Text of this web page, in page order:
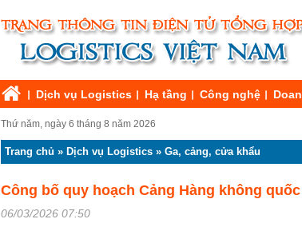
Dịch vụ Logistics Hạ tầng Công nghệ
Thứ năm, ngày 6 tháng 8 năm 2026
Trang chủ » Dịch vụ Logistics » Ga, cảng, cửa khẩu
Công bố quy hoạch Cảng Hàng không
06/03/2026 07:50